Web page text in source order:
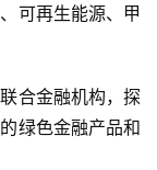
可再生能源、甲
合金融机构，探
绿色金融产品和